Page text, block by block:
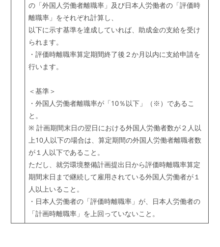
の「外国人労働者離職率」及び日本人労働者の「評価時
離職率」をそれぞれ計算し、
以下に示す基準を達成していれば、助成金の支給を受け
られます。
・評価時離職率算定期間終了後２か月以内に支給申請を
行います。
＜基準＞
・外国人労働者離職率が「10％以下」（※）であるこ
と。
※ 計画期間末日の翌日における外国人労働者数が２人以
上10人以下の場合は、算定期間の外国人労働者離職者数
が１人以下であること。
ただし、就労環境整備計画提出日から評価時離職率算定
期間末日まで継続して雇用されている外国人労働者が１
人以上いること。
・日本人労働者の「評価時離職率」が、日本人労働者の
「計画時離職率」を上回っていないこと。